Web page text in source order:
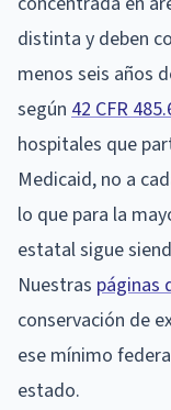
distinta y deben
menos seis años
según 42 CFR
hospitales que
Medicaid, no a
lo que para la
estatal sigue
Nuestras páginas
conservación de
ese mínimo
estado.